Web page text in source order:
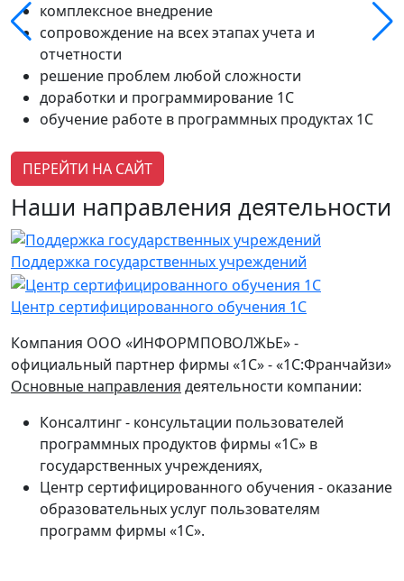
комплексное внедрение
сопровождение на всех этапах учета и
отчетности
решение проблем любой сложности
доработки и программирование 1С
обучение работе в программных продуктах 1С
ПЕРЕЙТИ НА САЙТ
Наши направления деятельности
Поддержка государственных учреждений
Центр сертифицированного обучения 1С
Компания ООО «ИНФОРМПОВОЛЖЬЕ» -
официальный партнер фирмы «1С» - «1С:Франчайзи»
Основные направления деятельности компании:
Консалтинг - консультации пользователей
программных продуктов фирмы «1С» в
государственных учреждениях,
Центр сертифицированного обучения - оказание
образовательных услуг пользователям
программ фирмы «1С».